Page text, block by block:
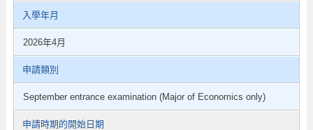
入學年月
2026年4月
申請類別
September entrance examination (Major of Economics only)
申請時期的開始日期